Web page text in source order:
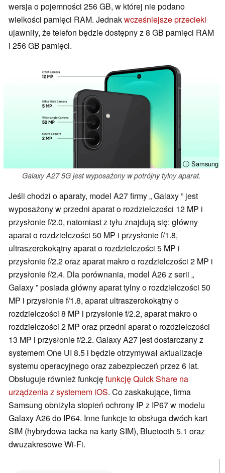
wersja o pojemności 256 GB, w której nie podano
wielkości pamięci RAM. Jednakwcześniejsze przecieki
ujawniły, że telefon będzie dostępny z 8 GB pamięci RAM
i 256 GB pamięci.
ⓘ Samsung
Galaxy A27 5G jest wyposażony w potrójny tylny aparat.
Jeśli chodzi o aparaty, model A27 firmy „ Galaxy ” jest
wyposażony w przedni aparat o rozdzielczości 12 MP i
przysłonie f/2.0, natomiast z tyłu znajdują się: główny
aparat o rozdzielczości 50 MP i przysłonie f/1.8,
ultraszerokokątny aparat o rozdzielczości 5 MP i
przysłonie f/2.2 oraz aparat makro o rozdzielczości 2 MP i
przysłonie f/2.4. Dla porównania, model A26 z serii „
Galaxy ” posiada główny aparat tylny o rozdzielczości 50
MP i przysłonie f/1.8, aparat ultraszerokokątny o
rozdzielczości 8 MP i przysłonie f/2.2, aparat makro o
rozdzielczości 2 MP oraz przedni aparat o rozdzielczości
13 MP i przysłonie f/2.2. Galaxy A27 jest dostarczany z
systemem One UI 8.5 i będzie otrzymywał aktualizacje
systemu operacyjnego oraz zabezpieczeń przez 6 lat.
Obsługuje również funkcjęfunkcję Quick Share na
urządzenia z systemem iOS. Co zaskakujące, firma
Samsung obniżyła stopień ochrony IP z IP67 w modelu
Galaxy A26 do IP64. Inne funkcje to obsługa dwóch kart
SIM (hybrydowa tacka na karty SIM), Bluetooth 5.1 oraz
dwuzakresowe Wi-Fi.